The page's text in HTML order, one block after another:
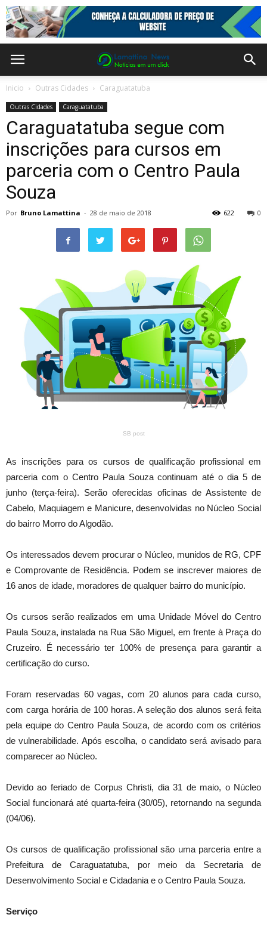
Inicio Outras Cidades Caraguatatuba
Outras Cidades Caraguatatuba
Caraguatatuba segue com
inscrições para cursos em
parceria com o Centro Paula
Souza
Por Bruno Lamattina - 28 de maio de 2018 0
622
SB post
As inscrições para os cursos de qualificação profissional em
parceria com o Centro Paula Souza continuam até o dia 5 de
junho (terça-feira). Serão oferecidas oficinas de Assistente de
Cabelo, Maquiagem e Manicure, desenvolvidas no Núcleo Social
do bairro Morro do Algodão.
Os interessados devem procurar o Núcleo, munidos de RG, CPF
e Comprovante de Residência. Podem se inscrever maiores de
16 anos de idade, moradores de qualquer bairro do município.
Os cursos serão realizados em uma Unidade Móvel do Centro
Paula Souza, instalada na Rua São Miguel, em frente à Praça do
Cruzeiro. É necessário ter 100% de presença para garantir a
certificação do curso.
Foram reservadas 60 vagas, com 20 alunos para cada curso,
com carga horária de 100 horas. A seleção dos alunos será feita
pela equipe do Centro Paula Souza, de acordo com os critérios
de vulnerabilidade. Após escolha, o candidato será avisado para
comparecer ao Núcleo.
Devido ao feriado de Corpus Christi, dia 31 de maio, o Núcleo
Social funcionará até quarta-feira (30/05), retornando na segunda
(04/06).
Os cursos de qualificação profissional são uma parceria entre a
Prefeitura de Caraguatatuba, por meio da Secretaria de
Desenvolvimento Social e Cidadania e o Centro Paula Souza.
Serviço